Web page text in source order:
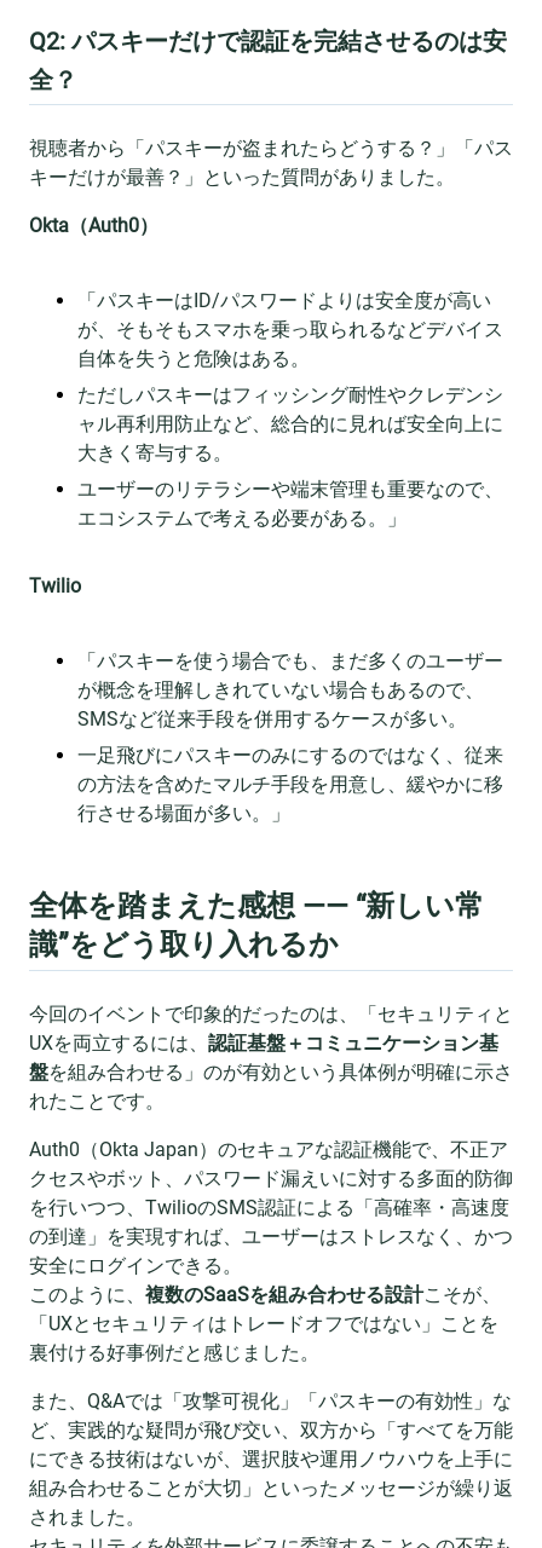
Q2: パスキーだけで認証を完結させるのは安
全？
視聴者から「パスキーが盗まれたらどうする？」「パス
キーだけが最善？」といった質問がありました。
Okta（Auth0）
「パスキーはID/パスワードよりは安全度が高い
が、そもそもスマホを乗っ取られるなどデバイス
自体を失うと危険はある。
ただしパスキーはフィッシング耐性やクレデンシ
ャル再利用防止など、総合的に見れば安全向上に
大きく寄与する。
ユーザーのリテラシーや端末管理も重要なので、
エコシステムで考える必要がある。」
Twilio
「パスキーを使う場合でも、まだ多くのユーザー
が概念を理解しきれていない場合もあるので、
SMSなど従来手段を併用するケースが多い。
一足飛びにパスキーのみにするのではなく、従来
の方法を含めたマルチ手段を用意し、緩やかに移
行させる場面が多い。」
全体を踏まえた感想 —— “新しい常
識”をどう取り入れるか
今回のイベントで印象的だったのは、「セキュリティと
UXを両立するには、 認証基盤＋コミュニケーション基
盤を組み合わせる」のが有効という具体例が明確に示さ
れたことです。
Auth0（Okta Japan）のセキュアな認証機能で、不正ア
クセスやボット、パスワード漏えいに対する多面的防御
を行いつつ、TwilioのSMS認証による「高確率・高速度
の到達」を実現すれば、ユーザーはストレスなく、かつ
安全にログインできる。
このように、 複数のSaaSを組み合わせる設計こそが、
「UXとセキュリティはトレードオフではない」ことを
裏付ける好事例だと感じました。
また、Q&Aでは「攻撃可視化」「パスキーの有効性」な
ど、実践的な疑問が飛び交い、双方から「すべてを万能
にできる技術はないが、選択肢や運用ノウハウを上手に
組み合わせることが大切」といったメッセージが繰り返
されました。